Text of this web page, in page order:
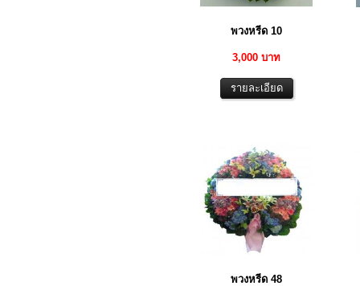
พวงหรีด 10
3,000 บาท
พวงหรีด 48